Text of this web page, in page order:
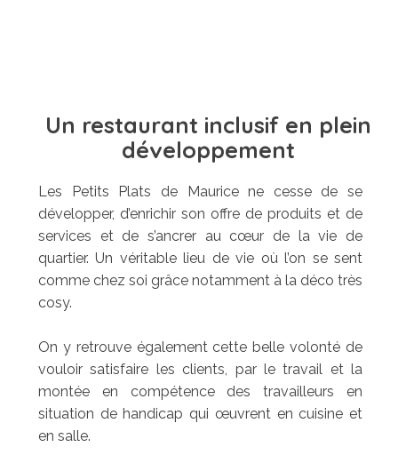
Un restaurant inclusif en plein
développement
Les Petits Plats de Maurice ne cesse de se
développer, d’enrichir son offre de produits et de
services et de s’ancrer au cœur de la vie de
quartier. Un véritable lieu de vie où l’on se sent
comme chez soi grâce notamment à la déco très
cosy.
On y retrouve également cette belle volonté de
vouloir satisfaire les clients, par le travail et la
montée en compétence des travailleurs en
situation de handicap qui œuvrent en cuisine et
en salle.